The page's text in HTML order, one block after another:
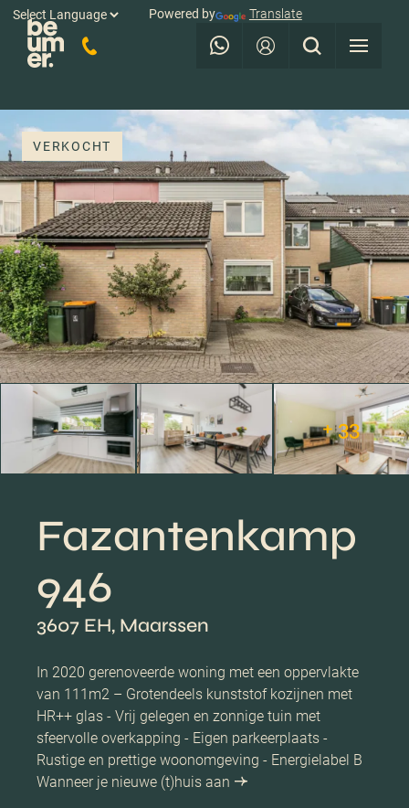
Powered by Translate
VERKOCHT
+ 33
Fazantenkamp
946
3607 EH, Maarssen
In 2020 gerenoveerde woning met een oppervlakte
van 111m2 – Grotendeels kunststof kozijnen met
HR++ glas - Vrij gelegen en zonnige tuin met
sfeervolle overkapping - Eigen parkeerplaats -
Rustige en prettige woonomgeving - Energielabel B
Wanneer je nieuwe (t)huis aan